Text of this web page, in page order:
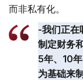
而非私有化。
-我们正在
制定财务
5年、10
为基础来